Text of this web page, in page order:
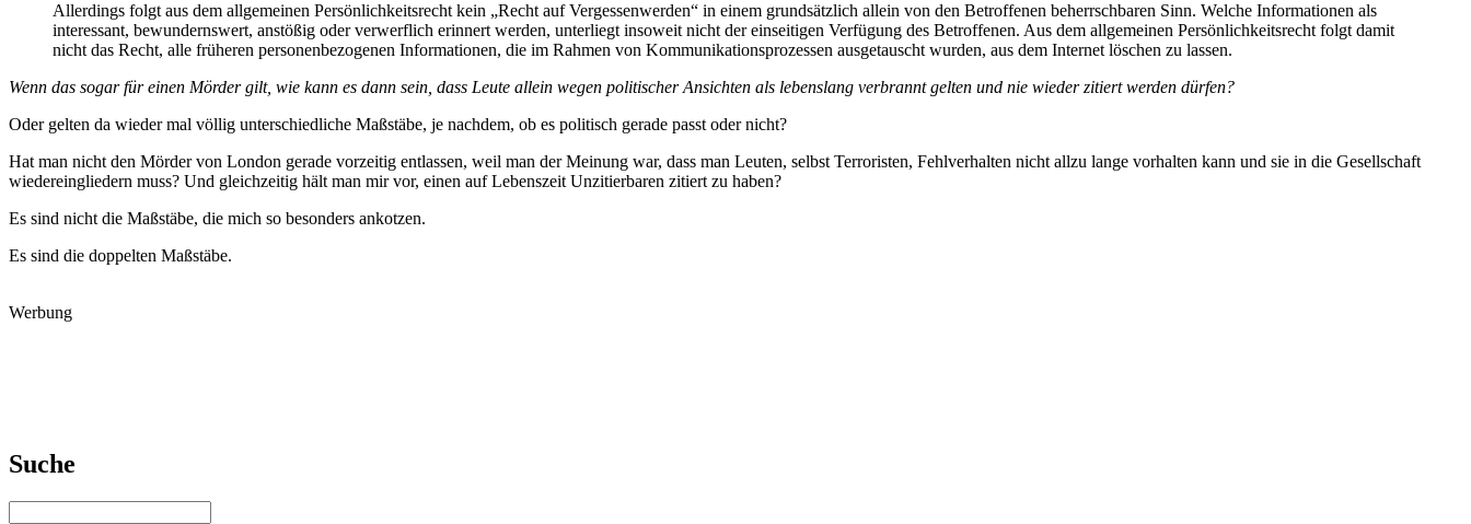
Allerdings folgt aus dem allgemeinen Persönlichkeitsrecht kein „Recht auf Vergessenwerden“ in einem grundsätzlich allein von den Betroffenen beherrschbaren Sinn. Welche Informationen als
interessant, bewundernswert, anstößig oder verwerflich erinnert werden, unterliegt insoweit nicht der einseitigen Verfügung des Betroffenen. Aus dem allgemeinen Persönlichkeitsrecht folgt damit
nicht das Recht, alle früheren personenbezogenen Informationen, die im Rahmen von Kommunikationsprozessen ausgetauscht wurden, aus dem Internet löschen zu lassen.
Wenn das sogar für einen Mörder gilt, wie kann es dann sein, dass Leute allein wegen politischer Ansichten als lebenslang verbrannt gelten und nie wieder zitiert werden dürfen?
Oder gelten da wieder mal völlig unterschiedliche Maßstäbe, je nachdem, ob es politisch gerade passt oder nicht?
Hat man nicht den Mörder von London gerade vorzeitig entlassen, weil man der Meinung war, dass man Leuten, selbst Terroristen, Fehlverhalten nicht allzu lange vorhalten kann und sie in die Gesellschaft
wiedereingliedern muss? Und gleichzeitig hält man mir vor, einen auf Lebenszeit Unzitierbaren zitiert zu haben?
Es sind nicht die Maßstäbe, die mich so besonders ankotzen.
Es sind die doppelten Maßstäbe.
Werbung
Suche